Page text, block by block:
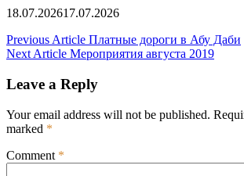
18.07.202617.07.2026
Post
navigation
Previous Article Платные дороги в Абу Даби
Next Article Мероприятия августа 2019
Leave a Reply
Your email address will not be published.
marked *
Comment *